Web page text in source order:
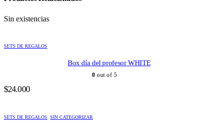
Sin existencias
SETS DE REGALOS
Box día del profesor WHITE
0 out of 5
$24.000
SETS DE REGALOS SIN CATEGORIZAR